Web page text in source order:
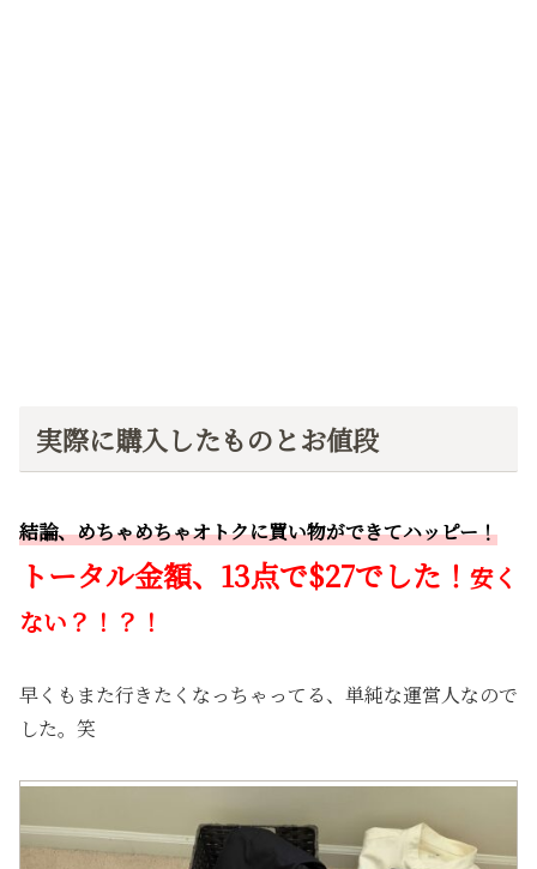
実際に購入したものとお値段
結論、めちゃめちゃオトクに買い物ができてハッピー！
トータル金額、13点で$27でした！ 安く
ない？！？！
早くもまた行きたくなっちゃってる、単純な運営人なので
した。笑